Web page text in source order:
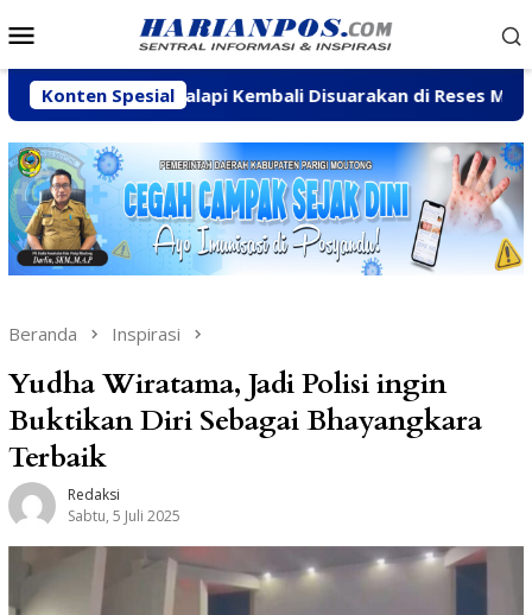
ke
Mobile
Konten Spesial
Palapi Kembali Disuarakan di Reses Mastulah
Beranda Inspirasi
Yudha Wiratama, Jadi Polisi ingin
Buktikan Diri Sebagai Bhayangkara
Terbaik
Redaksi
Sabtu, 5 Juli 2025